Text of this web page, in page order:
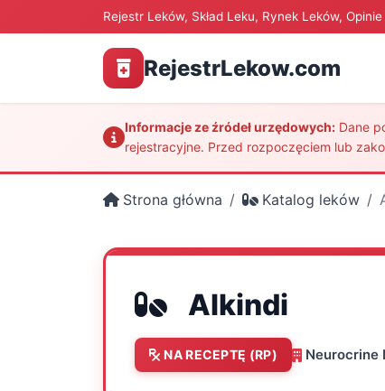
Rejestr Leków, Skład Leku, Rynek Leków,
RejestrLekow.com
Informacje ze źródeł urzędowych: Dane
rejestracyjne. Przed rozpoczęciem lub
Strona główna Katalog leków
Alkindi
NA RECEPTĘ (RP) Neurocrine